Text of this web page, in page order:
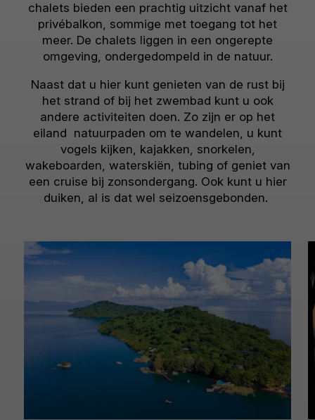
chalets bieden een prachtig uitzicht vanaf het
privébalkon, sommige met toegang tot het
meer. De chalets liggen in een ongerepte
omgeving, ondergedompeld in de natuur.
Naast dat u hier kunt genieten van de rust bij
het strand of bij het zwembad kunt u ook
andere activiteiten doen. Zo zijn er op het
eiland natuurpaden om te wandelen, u kunt
vogels kijken, kajakken, snorkelen,
wakeboarden, waterskiën, tubing of geniet van
een cruise bij zonsondergang. Ook kunt u hier
duiken, al is dat wel seizoensgebonden.